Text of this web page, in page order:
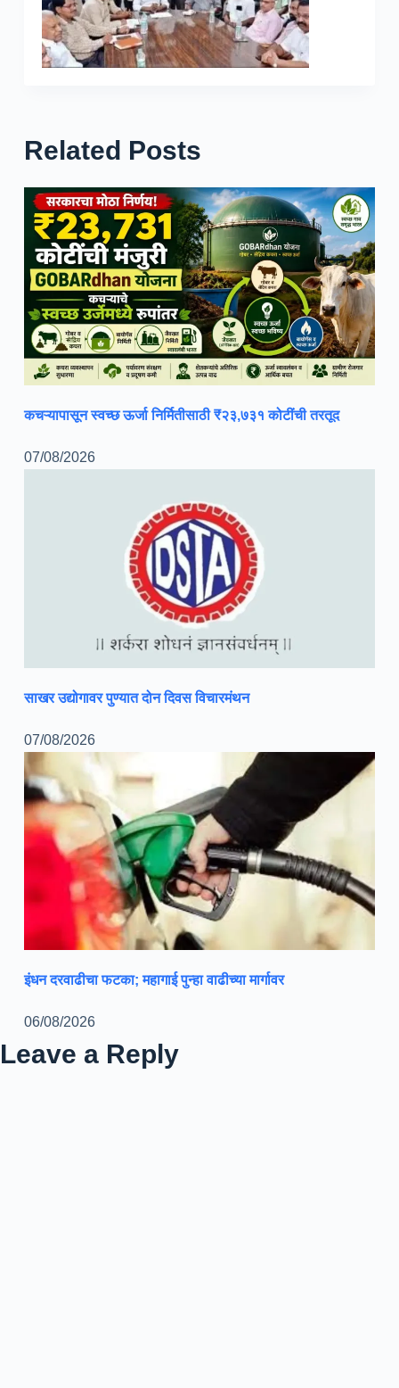
Related Posts
कचऱ्यापासून स्वच्छ ऊर्जा निर्मितीसाठी ₹२३,७३१ कोटींची तरतूद
07/08/2026
साखर उद्योगावर पुण्यात दोन दिवस विचारमंथन
07/08/2026
इंधन दरवाढीचा फटका; महागाई पुन्हा वाढीच्या मार्गावर
06/08/2026
Leave a Reply